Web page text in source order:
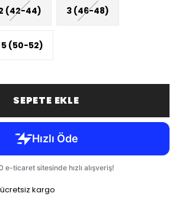
(42-44) 3 (46-48)
5 (50-52)
SEPETE EKLE
kargo